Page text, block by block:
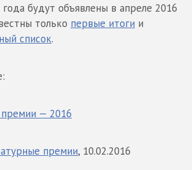
будут объявлены в апреле 2016
только первые итоги и
список.
— 2016
премии, 10.02.2016